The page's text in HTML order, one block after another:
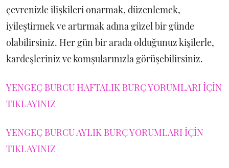
çevrenizle ilişkileri onarmak, düzenlemek,
iyileştirmek ve artırmak adına güzel bir günde
olabilirsiniz. Her gün bir arada olduğunuz kişilerle,
kardeşleriniz ve komşularınızla görüşebilirsiniz.
YENGEÇ BURCU HAFTALIK BURÇ YORUMLARI İÇİN
TIKLAYINIZ
YENGEÇ BURCU AYLIK BURÇ YORUMLARI İÇİN
TIKLAYINIZ